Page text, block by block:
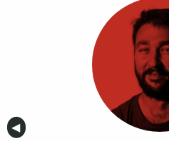
Anterior
◀︎